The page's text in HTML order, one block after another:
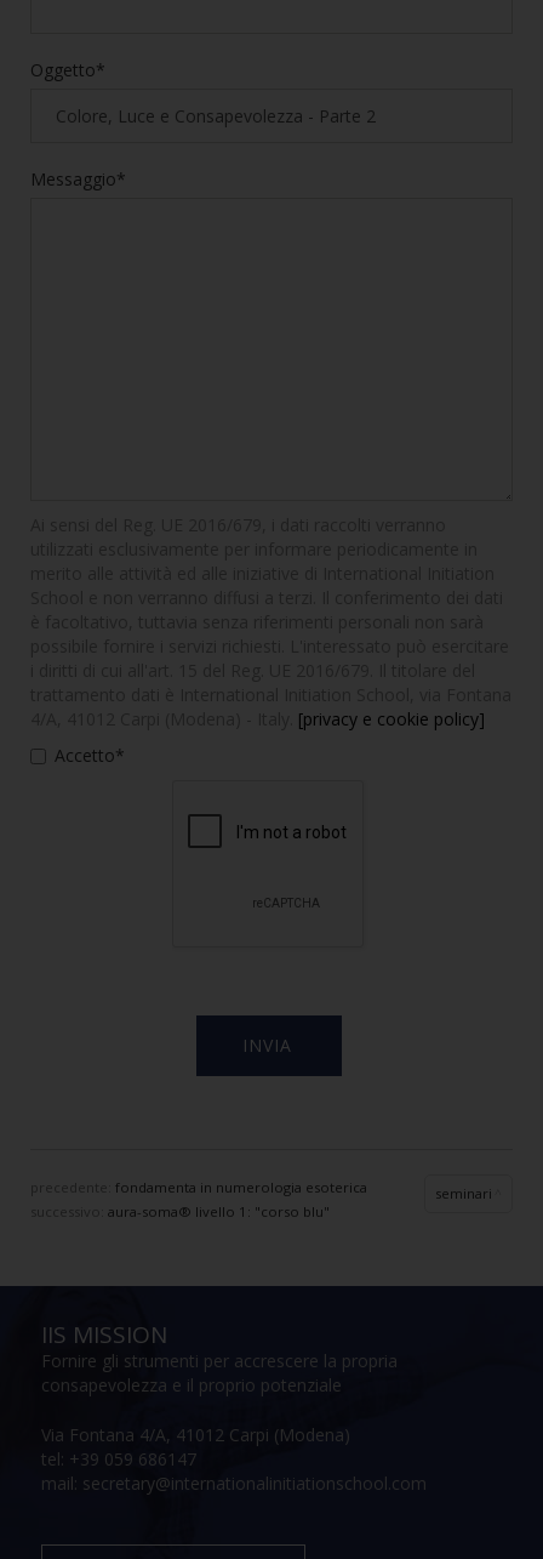
Oggetto*
Messaggio*
[privacy e cookie policy]
Accetto*
precedente: fondamenta in numerologia esoterica
aura-soma® livello 1: "corso blu"
seminari
IIS MISSION
Fornire gli strumenti per accrescere la propria
consapevolezza e il proprio potenziale
Via Fontana 4/A, 41012 Carpi (Modena)
tel: +39 059 686147
mail: secretary@internationalinitiationschool.com